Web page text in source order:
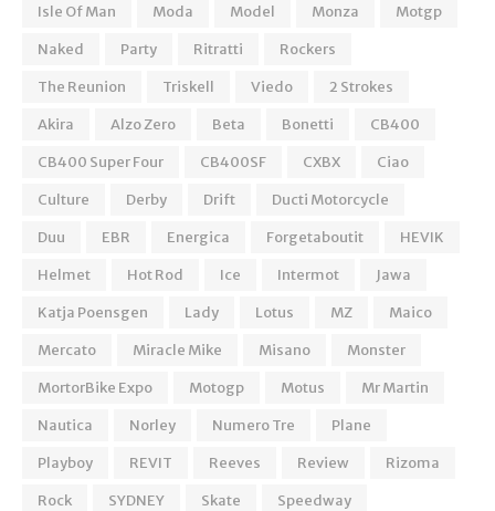
Isle Of Man
Moda Model Monza
Motgp
Naked
Party Ritratti
Rockers
The Reunion
Triskell Viedo
2 Strokes
Akira
Alzo Zero Beta Bonetti
CB400
CB400 Super Four
CB400SF CXBX
Ciao
Culture
Derby Drift
Ducti Motorcycle
Duu
EBR Energica Forgetaboutit
HEVIK
Helmet
Hot Rod Ice Intermot
Jawa
Katja Poensgen
Lady Lotus MZ
Maico
Mercato
Miracle Mike Misano
Monster
MortorBike Expo
Motogp Motus
Mr Martin
Nautica
Norley Numero Tre
Plane
Playboy
REVIT Reeves Review
Rizoma
Rock
SYDNEY Skate
Speedway